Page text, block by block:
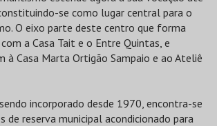
se como lugar central para o
O eixo parte deste centro que forma
a Casa Tait e o Entre Quintas, e
à Casa Marta Ortigão Sampaio e ao Ateliê
incorporado desde 1970, encontra-se
de reserva municipal acondicionado para